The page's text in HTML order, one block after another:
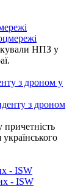
НПЗ у
з дроном у
- ISW